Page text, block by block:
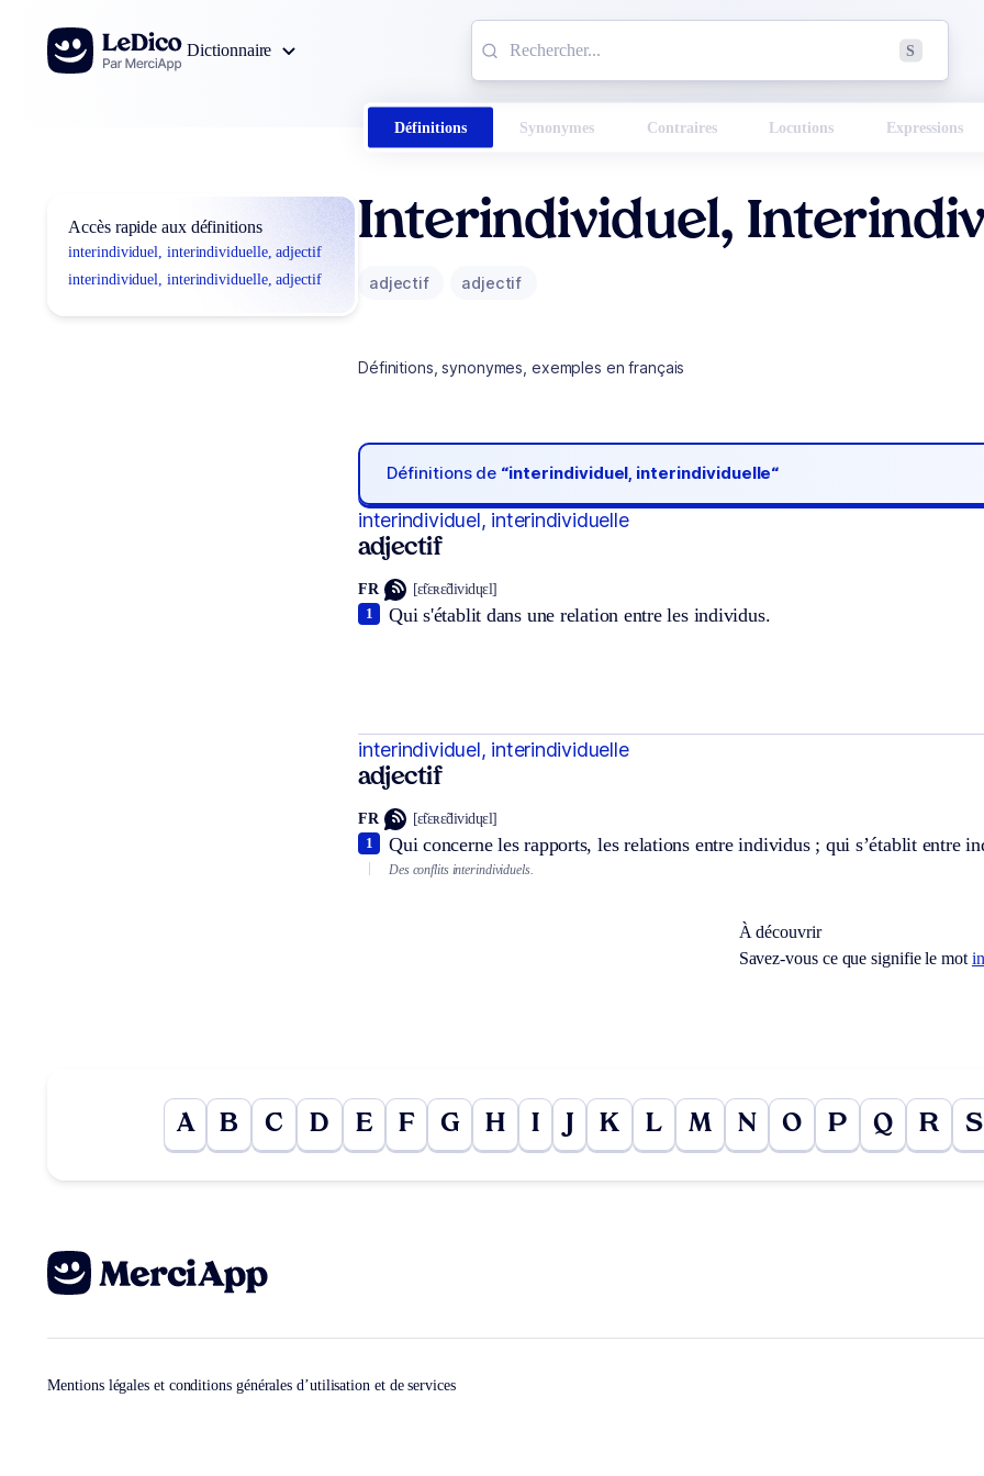
Aller au contenu
Dictionnaire
S
Définitions Synonymes Contraires Locutions Expressions
Accès rapide aux définitions
interindividuel, interindividuelle, adjectif
interindividuel, interindividuelle, adjectif
Interindividuel,
adjectif adjectif
Définitions, synonymes, exemples en français
Définitions de “interindividuel, interindividuelle“
interindividuel, interindividuelle
adjectif
FR [ɛ̃tɛʀɛ̃dividɥɛl]
Qui s'établit dans une relation entre les individus.
1
interindividuel, interindividuelle
adjectif
FR [ɛ̃tɛʀɛ̃dividɥɛl]
Qui concerne les rapports, les relations entre individus ; qui s’établit entre
1
Des conflits interindividuels.
À découvrir
Savez-vous ce que signifie le mot
A B C D E F G H I J K L M N O P Q R S
Mentions légales et conditions générales d’utilisation et de services